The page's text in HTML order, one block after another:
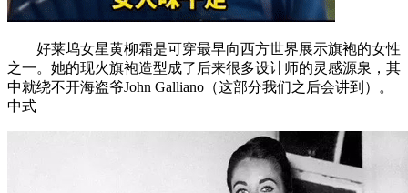
好莱坞女星黄柳霜是可穿最早向西方世界展示旗袍的女性
之一。她的现火旗袍造型成了后来很多设计师的灵感源泉，其
中就绕不开海盗爷John Galliano（这部分我们之后会讲到）。
中式